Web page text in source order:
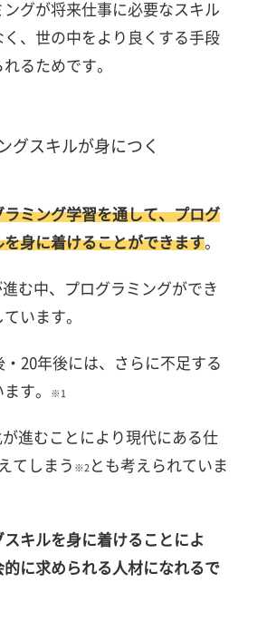
グが将来仕事に必要なスキル
く、世の中をより良くする手段
るためです。
グスキルが身につく
ミング学習を通して、プログ
身に着けることができます。
む中、プログラミングができ
います。
・20年後には、さらに不足する
す。
※1
進むことにより現代にある仕
てしまう ※2 とも考えられていま
スキルを身に着けることによ
的に求められる人材になれるで